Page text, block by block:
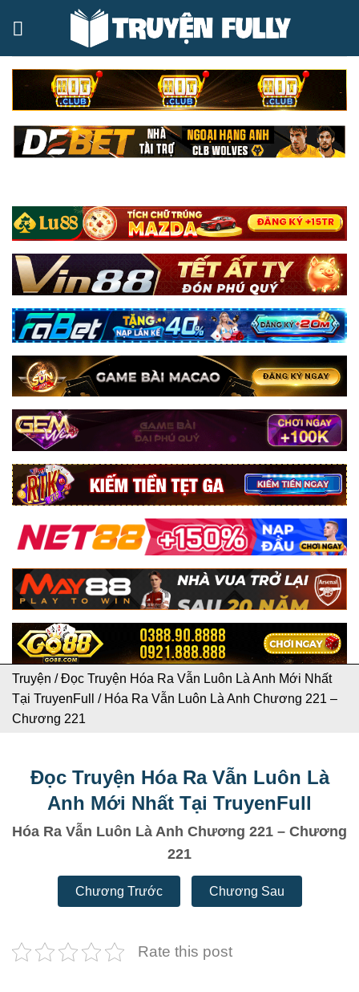
Truyện /Đọc Truyện Hóa Ra Vẫn Luôn Là Anh Mới Nhất
Tại TruyenFull
/ Hóa Ra Vẫn Luôn Là Anh Chương 221 –
Chương 221
Đọc Truyện Hóa Ra Vẫn Luôn Là
Anh Mới Nhất Tại TruyenFull
Hóa Ra Vẫn Luôn Là Anh Chương 221 – Chương
221
Chương Trước Chương Sau
Rate this post